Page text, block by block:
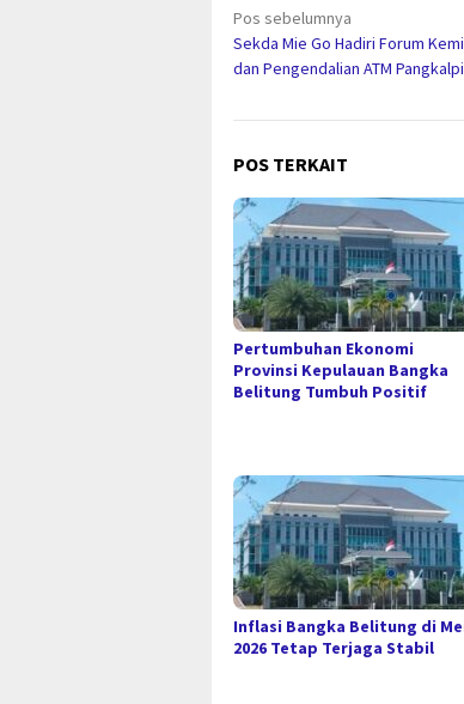
Navigasi
pos
Pos sebelumnya
Sekda Mie Go Hadiri Forum
dan Pengendalian ATM
POS TERKAIT
Pertumbuhan Ekonomi
Provinsi Kepulauan Bangka
Belitung Tumbuh Positif
Inflasi Bangka Belitung di
2026 Tetap Terjaga Stabil